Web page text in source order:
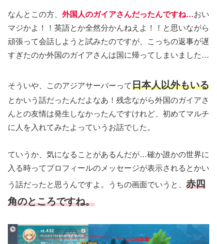
なんとこの方、 外国人のガイアさんだったんですね…おい
マジかよ！！英語とか全然分かんねえよ！！と思いながら
頑張って会話しようと試みたのですが、こっちの返事が遅
すぎたのか外国のガイアさんは国に帰ってしまいました…
そういや、このアジアサーバーって日本人以外もいる
とかいう話だったんだよなあ！残念ながら外国のガイアさ
んとの友情は発生しなかったんですけれど、初めてマルチ
に人を入れてみたよっていうお話でした。
ていうか、気になることがあるんだが…確か誰かの世界に
入る時ってプロフィールのメッセージが表示されるとかい
う話だったと思うんですよ。うちの画面でいうと、 赤四
角のところですね。